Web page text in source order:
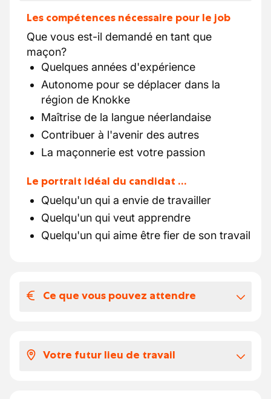
Les compétences nécessaire pour le job
Que vous est-il demandé en tant que
maçon?
Quelques années d'expérience
Autonome pour se déplacer dans la
région de Knokke
Maîtrise de la langue néerlandaise
Contribuer à l'avenir des autres
La maçonnerie est votre passion
Le portrait idéal du candidat …
Quelqu'un qui a envie de travailler
Quelqu'un qui veut apprendre
Quelqu'un qui aime être fier de son travail
Ce que vous pouvez attendre
Votre package salarial ressemble à ceci
Votre futur lieu de travail